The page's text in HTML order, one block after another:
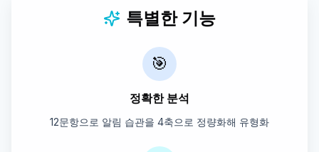
특별한 기능
🎯
정확한 분석
12문항으로 알림 습관을 4축으로 정량화해 유형화